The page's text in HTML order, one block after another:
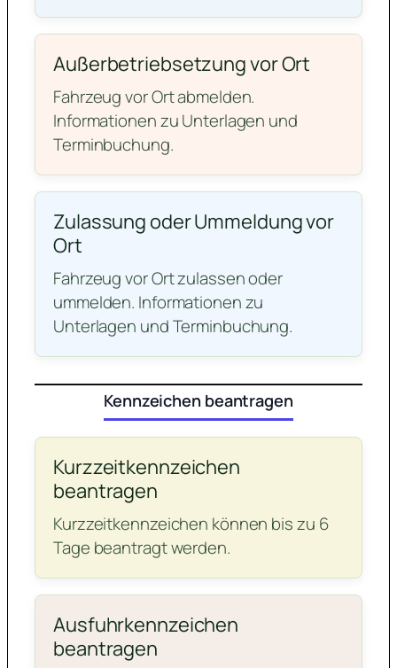
Außerbetriebsetzung vor Ort
Fahrzeug vor Ort abmelden.
Informationen zu Unterlagen und
Terminbuchung.
Zulassung oder Ummeldung vor
Ort
Fahrzeug vor Ort zulassen oder
ummelden. Informationen zu
Unterlagen und Terminbuchung.
Kennzeichen beantragen
Kurzzeitkennzeichen
beantragen
Kurzzeitkennzeichen können bis zu 6
Tage beantragt werden.
Ausfuhrkennzeichen
beantragen